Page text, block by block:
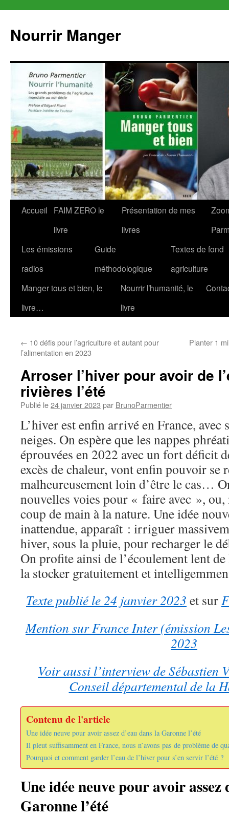
contenu
Nourrir Manger
Accueil
FAIM ZERO le
livre
Présentation de mes
livres
Les émissions
radios
Guide
méthodologique
Textes de fond
agriculture
Manger tous et bien, le
livre…
Nourrir l’humanité, le
livre
← 10 défis pour l’agriculture et autant pour
l’alimentation en 2023
Planter 1
Arroser l’hiver pour avoir de
rivières l’été
Publié le24 janvier 2023 par BrunoParmentier
L’hiver est enfin arrivé en France, avec
neiges. On espère que les nappes
éprouvées en 2022 avec un fort déficit
excès de chaleur, vont enfin pouvoir se
malheureusement loin d’être le cas…
nouvelles voies pour « faire avec »,
coup de main à la nature. Une idée
inattendue, apparaît : irriguer
hiver, sous la pluie, pour recharger le
On profite ainsi de l’écoulement lent
la stocker gratuitement et
Texte publié le 24 janvier 2023 et sur
Mention sur France Inter (émission
2023
Voir aussi l’interview de Sébastien
Conseil départemental de la
Contenu de l'article
Une idée neuve pour avoir assez d’eau dans la Garonne l’été
Il pleut suffisamment en France, nous n’avons pas de problème de
Pourquoi et comment garder l’eau de l’hiver pour s’en servir l’été ?
Une idée neuve pour avoir assez
Garonne l’été